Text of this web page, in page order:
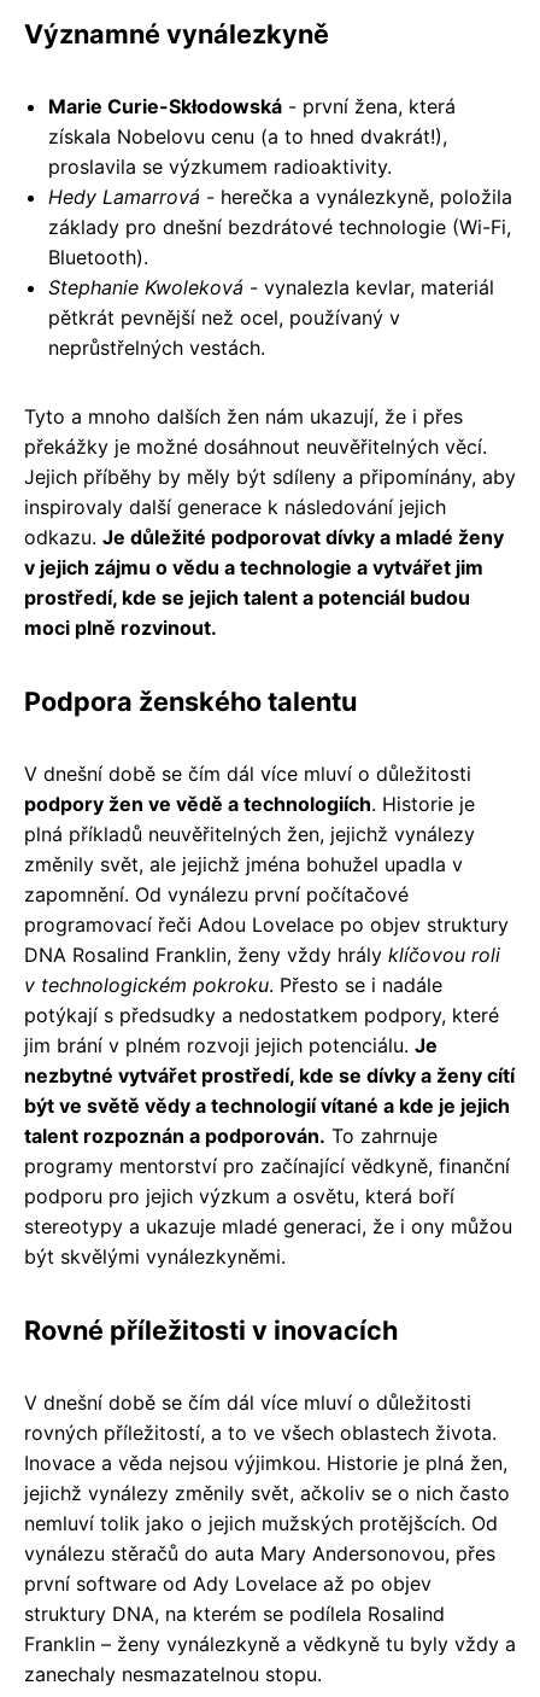
Významné vynálezkyně
Marie Curie-Skłodowská - první žena, která
získala Nobelovu cenu (a to hned dvakrát!),
proslavila se výzkumem radioaktivity.
Hedy Lamarrová - herečka a vynálezkyně, položila
základy pro dnešní bezdrátové technologie (Wi-Fi,
Bluetooth).
Stephanie Kwoleková - vynalezla kevlar, materiál
pětkrát pevnější než ocel, používaný v
neprůstřelných vestách.
Tyto a mnoho dalších žen nám ukazují, že i přes
překážky je možné dosáhnout neuvěřitelných věcí.
Jejich příběhy by měly být sdíleny a připomínány, aby
inspirovaly další generace k následování jejich
odkazu. Je důležité podporovat dívky a mladé ženy
v jejich zájmu o vědu a technologie a vytvářet jim
prostředí, kde se jejich talent a potenciál budou
moci plně rozvinout.
Podpora ženského talentu
V dnešní době se čím dál více mluví o důležitosti
podpory žen ve vědě a technologiích. Historie je
plná příkladů neuvěřitelných žen, jejichž vynálezy
změnily svět, ale jejichž jména bohužel upadla v
zapomnění. Od vynálezu první počítačové
programovací řeči Adou Lovelace po objev struktury
DNA Rosalind Franklin, ženy vždy hrály klíčovou roli
v technologickém pokroku. Přesto se i nadále
potýkají s předsudky a nedostatkem podpory, které
jim brání v plném rozvoji jejich potenciálu. Je
nezbytné vytvářet prostředí, kde se dívky a ženy cítí
být ve světě vědy a technologií vítané a kde je jejich
talent rozpoznán a podporován. To zahrnuje
programy mentorství pro začínající vědkyně, finanční
podporu pro jejich výzkum a osvětu, která boří
stereotypy a ukazuje mladé generaci, že i ony můžou
být skvělými vynálezkyněmi.
Rovné příležitosti v inovacích
V dnešní době se čím dál více mluví o důležitosti
rovných příležitostí, a to ve všech oblastech života.
Inovace a věda nejsou výjimkou. Historie je plná žen,
jejichž vynálezy změnily svět, ačkoliv se o nich často
nemluví tolik jako o jejich mužských protějšcích. Od
vynálezu stěračů do auta Mary Andersonovou, přes
první software od Ady Lovelace až po objev
struktury DNA, na kterém se podílela Rosalind
Franklin – ženy vynálezkyně a vědkyně tu byly vždy a
zanechaly nesmazatelnou stopu.